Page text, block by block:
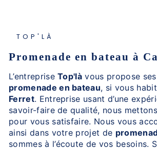
TOP'LÀ
promenade en bateau à
L’entrepriseTop'là vous propose
promenade en bateau, si vous
Ferret. Entreprise usant d’une
savoir-faire de qualité, nous
pour vous satisfaire. Nous vous
ainsi dans votre projet de
sommes à l’écoute de vos besoins.